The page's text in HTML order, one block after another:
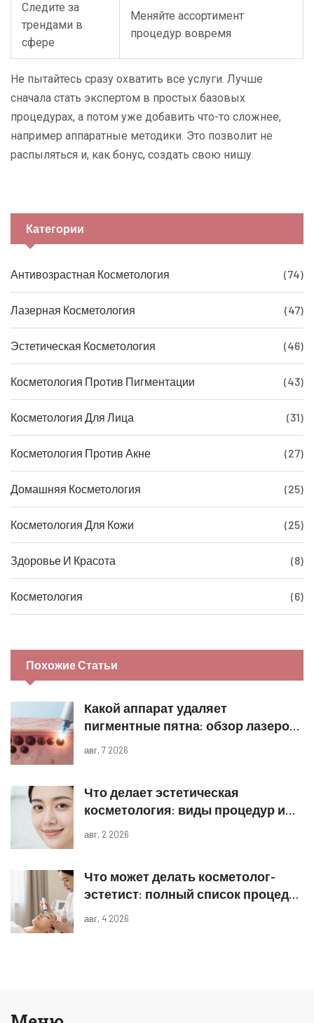
Следите за
трендами в
сфере
Меняйте ассортимент
процедур вовремя
Не пытайтесь сразу охватить все услуги. Лучше
сначала стать экспертом в простых базовых
процедурах, а потом уже добавить что-то сложнее,
например аппаратные методики. Это позволит не
распыляться и, как бонус, создать свою нишу.
Категории
Антивозрастная Косметология (74)
Лазерная Косметология (47)
Эстетическая Косметология (46)
Косметология Против Пигментации (43)
Косметология Для Лица (31)
Косметология Против Акне (27)
Домашняя Косметология (25)
Косметология Для Кожи (25)
Здоровье И Красота (8)
Косметология (6)
Похожие Статьи
Какой аппарат удаляет
пигментные пятна: обзор лазеров
и IPL
авг, 7 2026
Что делает эстетическая
косметология: виды процедур и
реальные результаты
авг, 2 2026
Что может делать косметолог-
эстетист: полный список процедур
и границы компетенций
авг, 4 2026